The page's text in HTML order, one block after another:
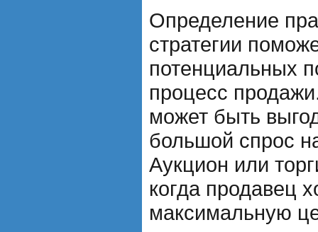
Определение
стратегии
потенциальных
процесс
может быть
большой спрос
Аукцион или
когда продавец
максимальную